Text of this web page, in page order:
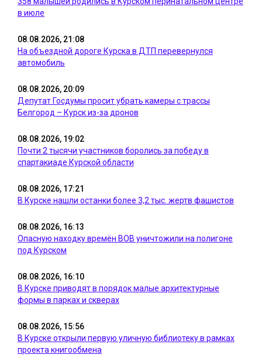
в июле
08.08.2026, 21:08
На объездной дороге Курска в ДТП перевернулся
автомобиль
08.08.2026, 20:09
Депутат Госдумы просит убрать камеры с трассы
Белгород – Курск из-за дронов
08.08.2026, 19:02
Почти 2 тысячи участников боролись за победу в
спартакиаде Курской области
08.08.2026, 17:21
В Курске нашли останки более 3,2 тыс. жертв фашистов
08.08.2026, 16:13
Опасную находку времён ВОВ уничтожили на полигоне
под Курском
08.08.2026, 16:10
В Курске приводят в порядок малые архитектурные
формы в парках и скверах
08.08.2026, 15:56
В Курске открыли первую уличную библиотеку в рамках
проекта книгообмена